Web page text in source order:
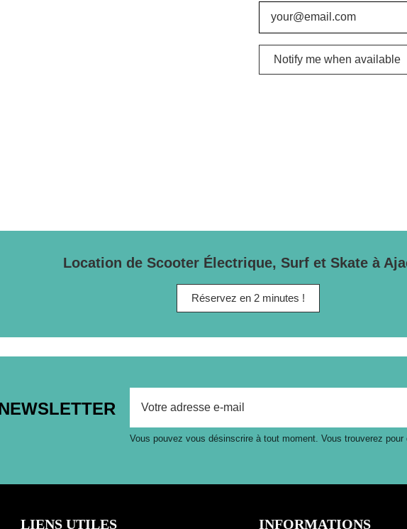
Location de Scooter Électrique, Surf et Skate à
Réservez en 2 minutes !
Vous pouvez vous désinscrire à tout moment. Vous trouverez
LIENS UTILES INFORMATIONS